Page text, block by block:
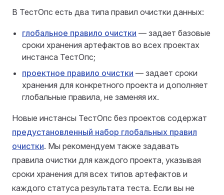
В ТестОпс есть два типа правил очистки данных:
глобальное правило очистки — задает базовые
сроки хранения артефактов во всех проектах
инстанса ТестОпс;
проектное правило очистки — задает сроки
хранения для конкретного проекта и дополняет
глобальные правила, не заменяя их.
Новые инстансы ТестОпс без проектов содержат
предустановленный набор глобальных правил
очистки. Мы рекомендуем также задавать
правила очистки для каждого проекта, указывая
сроки хранения для всех типов артефактов и
каждого статуса результата теста. Если вы не